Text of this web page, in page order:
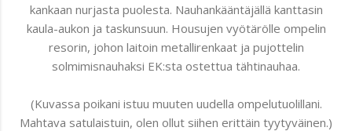
kankaan nurjasta puolesta. Nauhankääntäjällä kanttasin
kaula-aukon ja taskunsuun. Housujen vyötärölle ompelin
resorin, johon laitoin metallirenkaat ja pujottelin
solmimisnauhaksi EK:sta ostettua tähtinauhaa.
(Kuvassa poikani istuu muuten uudella ompelutuolillani.
Mahtava satulaistuin, olen ollut siihen erittäin tyytyväinen.)